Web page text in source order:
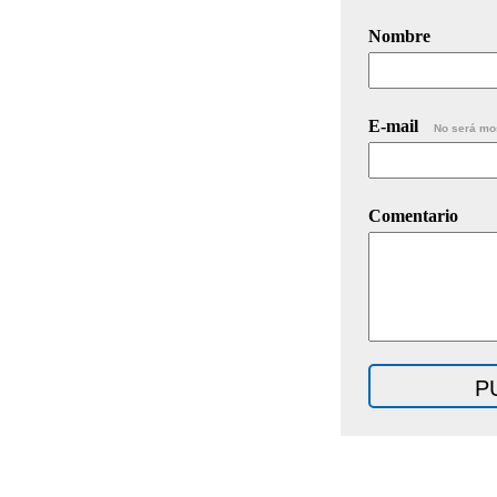
Nombre
E-mail No será
Comentario